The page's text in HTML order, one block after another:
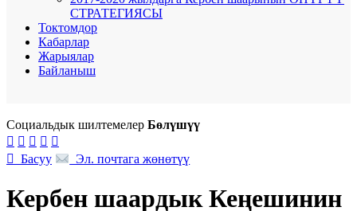
СТРАТЕГИЯСЫ
Токтомдор
Кабарлар
Жарыялар
Байланыш
Социальдык шилтемелер Бөлүшүү
    
 Басуу Эл. почтага жөнөтүү
Кербен шаардык Кеңешинин